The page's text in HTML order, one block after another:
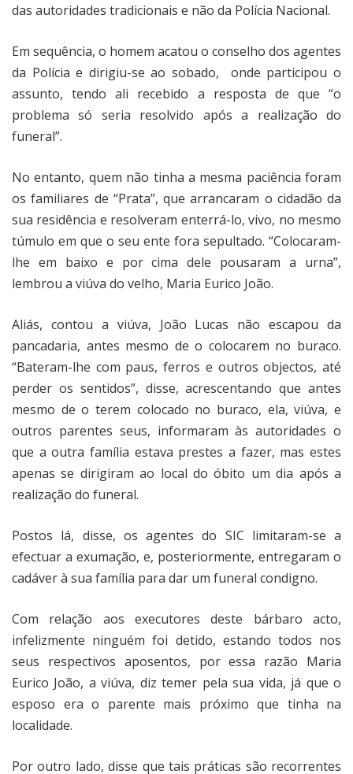
das autoridades tradicionais e não da Polícia Nacional.
Em sequência, o homem acatou o conselho dos agentes
da Polícia e dirigiu-se ao sobado, onde participou o
assunto, tendo ali recebido a resposta de que “o
problema só seria resolvido após a realização do
funeral”.
No entanto, quem não tinha a mesma paciência foram
os familiares de “Prata”, que arrancaram o cidadão da
sua residência e resolveram enterrá-lo, vivo, no mesmo
túmulo em que o seu ente fora sepultado. “Colocaram-
lhe em baixo e por cima dele pousaram a urna”,
lembrou a viúva do velho, Maria Eurico João.
Aliás, contou a viúva, João Lucas não escapou da
pancadaria, antes mesmo de o colocarem no buraco.
“Bateram-lhe com paus, ferros e outros objectos, até
perder os sentidos”, disse, acrescentando que antes
mesmo de o terem colocado no buraco, ela, viúva, e
outros parentes seus, informaram às autoridades o
que a outra família estava prestes a fazer, mas estes
apenas se dirigiram ao local do óbito um dia após a
realização do funeral.
Postos lá, disse, os agentes do SIC limitaram-se a
efectuar a exumação, e, posteriormente, entregaram o
cadáver à sua família para dar um funeral condigno.
Com relação aos executores deste bárbaro acto,
infelizmente ninguém foi detido, estando todos nos
seus respectivos aposentos, por essa razão Maria
Eurico João, a viúva, diz temer pela sua vida, já que o
esposo era o parente mais próximo que tinha na
localidade.
Por outro lado, disse que tais práticas são recorrentes